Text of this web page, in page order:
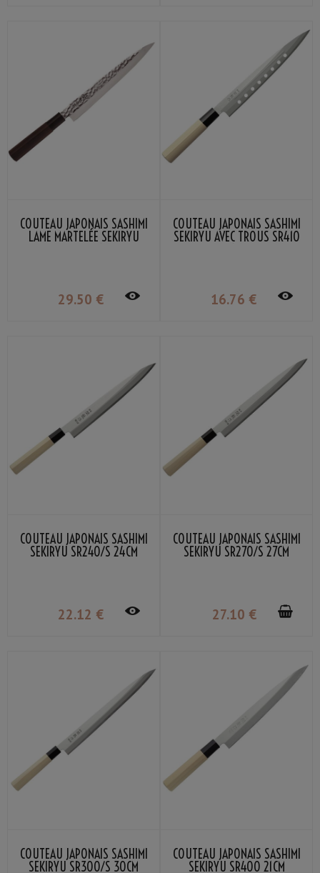
COUTEAU JAPONAIS SASHIMI
LAME MARTELÉE SEKIRYU
29.50 €
COUTEAU JAPONAIS SASHIMI
SEKIRYU AVEC TROUS SR410
16.76 €
COUTEAU JAPONAIS SASHIMI
SEKIRYU SR240/S 24CM
22.12 €
COUTEAU JAPONAIS SASHIMI
SEKIRYU SR270/S 27CM
27.10 €
COUTEAU JAPONAIS SASHIMI
SEKIRYU SR300/S 30CM
COUTEAU JAPONAIS SASHIMI
SEKIRYU SR400 21CM